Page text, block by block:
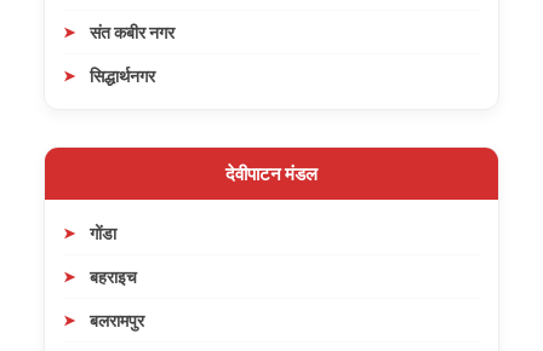
संत कबीर नगर
सिद्धार्थनगर
देवीपाटन मंडल
गोंडा
बहराइच
बलरामपुर